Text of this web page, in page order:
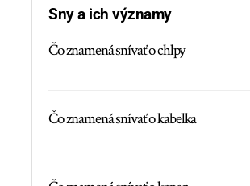
Sny a ich významy
Čo znamená snívať o chlpy
Čo znamená snívať o kabelka